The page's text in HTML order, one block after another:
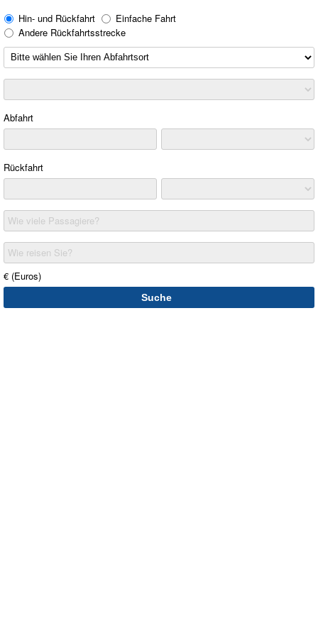
Hin- und Rückfahrt
Einfache Fahrt
Andere Rückfahrtsstrecke
Abfahrt
Rückfahrt
Wie viele Passagiere?
Wie reisen Sie?
€ (Euros)
Suche